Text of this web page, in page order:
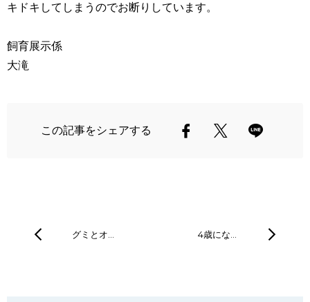
キドキしてしまうのでお断りしています。
飼育展示係
大滝
この記事をシェアする
グミとオ… 4歳にな…